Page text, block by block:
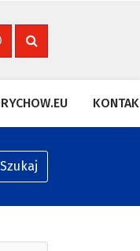
strony
Deklaracja dostępności
Szukaj